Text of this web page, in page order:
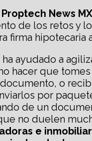
Proptech News
de los retos y
firma hipotecaria
ayudado a
hacer que
o
por
de un
no duelen
e